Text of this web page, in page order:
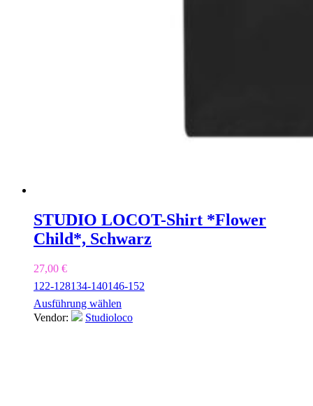
STUDIO LOCOT-Shirt *Flower
Child*, Schwarz
27,00 €
122-128134-140146-152
Ausführung wählen
Vendor:
Studioloco